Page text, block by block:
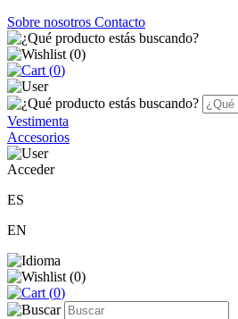
Sobre nosotros Contacto
(0)
(0)
Vestimenta
Accesorios
Acceder
ES
EN
(0)
(0)